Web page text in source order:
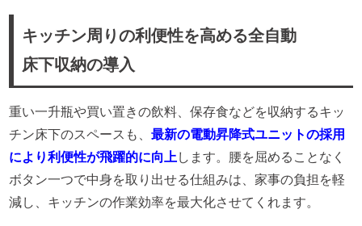
キッチン周りの利便性を高める全自動
床下収納の導入
重い一升瓶や買い置きの飲料、保存食などを収納するキッ
チン床下のスペースも、最新の電動昇降式ユニットの採用
により利便性が飛躍的に向上 します。腰を屈めることなく
ボタン一つで中身を取り出せる仕組みは、家事の負担を軽
減し、キッチンの作業効率を最大化させてくれます。